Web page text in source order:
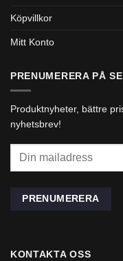
Köpvillkor
Mitt Konto
PRENUMERERA PÅ
Produktnyheter, bättre
nyhetsbrev!
KONTAKTA OSS